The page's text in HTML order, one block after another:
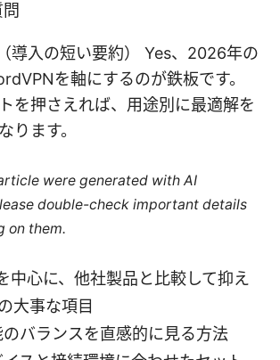
導入の短い要約） Yes、2026年の
を軸にするのが鉄板です。
を押さえれば、用途別に最適解を
ります。
were generated with AI
double-check important details
on them.
中心に、他社製品と比較して抑え
大事な項目
バランスを直感的に見る方法